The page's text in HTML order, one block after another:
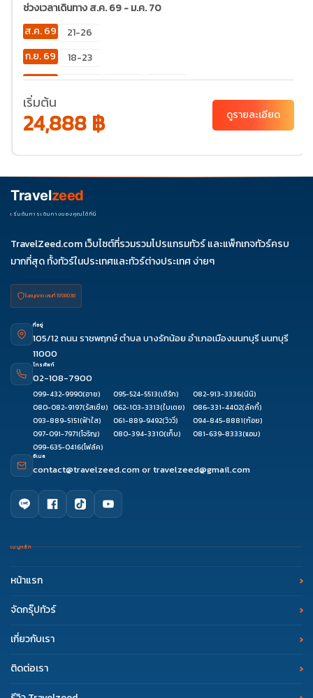
ช่วงเวลาเดินทาง ส.ค. 69 - ม.ค. 70
ส.ค. 69
21-26
ก.ย. 69
18-23
ต.ค. 69
02-
23-28
30-
พ.ย. 69
20-
ม.ค. 70
01-06
เริ่มต้น
24,888 ฿ ดูรายละเอียด
Travelzeed
เริ่มต้นการเดินทางของคุณได้ที่นี่
TravelZeed.com เว็บไซต์ที่รวมรวมโปรแกรมทัวร์ และแพ็กเกจทัวร์ครบ
มากที่สุด ทั้งทัวร์ในประเทศและทัวร์ต่างประเทศ ง่ายๆ
ใบอนุญาต เลขที่ 11/08038
ที่อยู่
105/12 ถนน ราชพฤกษ์ ตำบล บางรักน้อย อำเภอเมืองนนทบุรี นนทบุรี
11000
โทรศัพท์
02-108-7900
099-432-9990(อาย) 095-524-5513(เติร์ก) 082-913-3336(นินิ)
080-082-9197(รัสเซีย) 062-103-3313(ใบเตย) 086-331-4402(ลัคกี้)
093-889-5151(ฟ้าใส) 061-889-9492(วิววี่) 094-845-8881(ก้อย)
097-091-7971(โจริญ) 080-394-3310(เก็บ) 081-639-8333(แอม)
099-635-0416(โฟล์ค)
อีเมล
contact@travelzeed.comortravelzeed@gmail.com
เมนูหลัก
หน้าแรก
จัดกรุ๊ปทัวร์
เกี่ยวกับเรา
ติดต่อเรา